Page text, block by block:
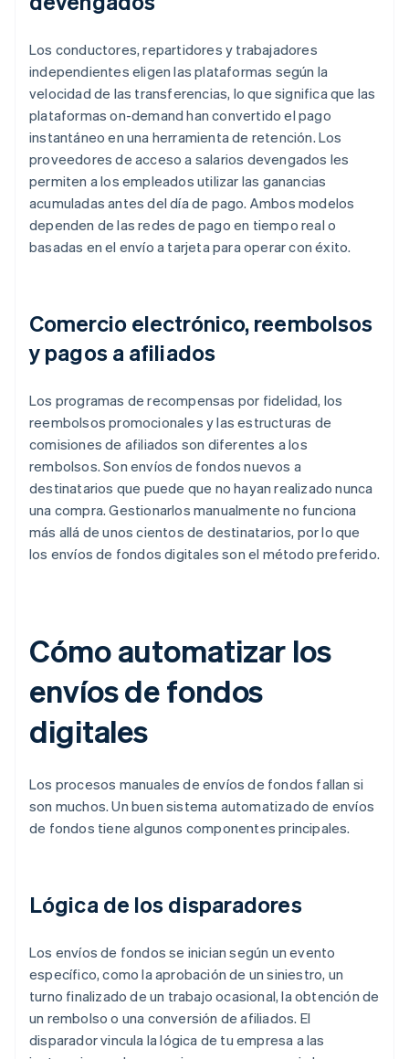
Los conductores, repartidores y trabajadores
independientes eligen las plataformas según la
velocidad de las transferencias, lo que significa que las
plataformas on-demand han convertido el pago
instantáneo en una herramienta de retención. Los
proveedores de acceso a salarios devengados les
permiten a los empleados utilizar las ganancias
acumuladas antes del día de pago. Ambos modelos
dependen de las redes de pago en tiempo real o
basadas en el envío a tarjeta para operar con éxito.
Comercio electrónico, reembolsos
y pagos a afiliados
Los programas de recompensas por fidelidad, los
reembolsos promocionales y las estructuras de
comisiones de afiliados son diferentes a los
rembolsos. Son envíos de fondos nuevos a
destinatarios que puede que no hayan realizado nunca
una compra. Gestionarlos manualmente no funciona
más allá de unos cientos de destinatarios, por lo que
los envíos de fondos digitales son el método preferido.
Cómo automatizar los
envíos de fondos
digitales
Los procesos manuales de envíos de fondos fallan si
son muchos. Un buen sistema automatizado de envíos
de fondos tiene algunos componentes principales.
Lógica de los disparadores
Los envíos de fondos se inician según un evento
específico, como la aprobación de un siniestro, un
turno finalizado de un trabajo ocasional, la obtención de
un rembolso o una conversión de afiliados. El
disparador vincula la lógica de tu empresa a las